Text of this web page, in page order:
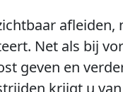
afleiden,
Net als bij
geven en
krijgt u